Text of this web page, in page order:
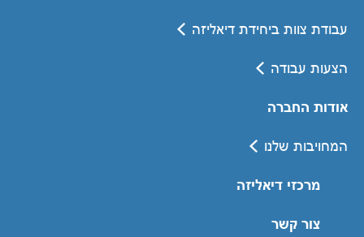
Spain
Sweden
Switzerland
Asia Pacific
עבודת צוות ביחידת דיאליזה
הצעות עבודה
אודות החברה
המחויבות שלנו
מרכזי דיאליזה
צור קשר